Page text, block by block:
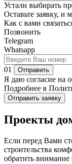
Устали выбирать
Оставьте заявку, и
Как с вами
Позвонить
Telegram
Whatsapp
01
Отправить
Я даю согласие на
Подробнее в
Отправить заявку
Проекты
Если перед Вами
строительства
обратить внимание